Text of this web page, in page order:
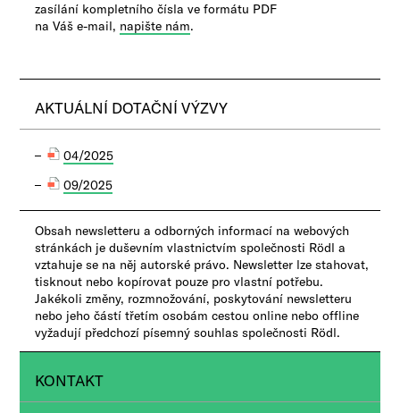
zasílání kompletního čísla ve formátu PDF
na Váš e-mail, napište nám.
AKTUÁLNÍ DOTAČNÍ VÝZVY
04/2025
09/2025
Obsah newsletteru a odborných informací na webových
stránkách je duševním vlastnictvím společnosti Rödl a
vztahuje se na něj autorské právo. Newsletter lze stahovat,
tisknout nebo kopírovat pouze pro vlastní potřebu.
Jakékoli změny, rozmnožování, poskytování newsletteru
nebo jeho částí třetím osobám cestou online nebo offline
vyžadují předchozí písemný souhlas společnosti Rödl.
KONTAKT